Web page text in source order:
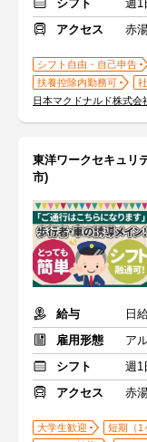
シフト
週1
アクセス
赤
シフト自由・自己申告
扶養控除内勤務可
日本マクドナルド株式会
東洋ワークセキュリ
市)
給与
日
雇用形態
ア
シフト
週1
アクセス
赤
大学生歓迎 短期（1